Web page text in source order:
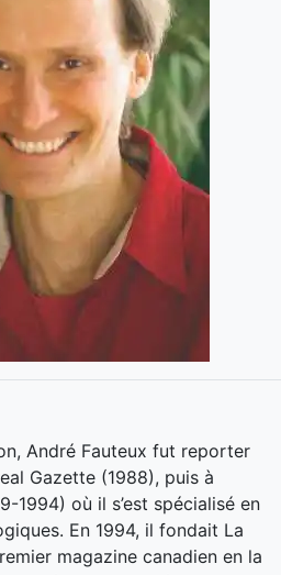
André Fauteux fut reporter
Gazette (1988), puis à
1994) où il s’est spécialisé en
En 1994, il fondait La
magazine canadien en la